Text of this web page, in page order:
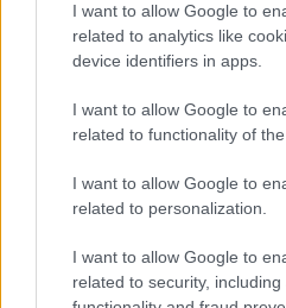
I want to allow Google to
related to analytics like
device identifiers in apps.
I want to allow Google to
related to functionality of
I want to allow Google to
related to personalization.
I want to allow Google to
related to security,
Μέσα από το πρόγραμμα
αποδεικνύουμε ότι η
υποστήριξη αποτελεί
της ολιστικής
καινοτομεί με
μηδενική επιβάρυνση
φορολογούμενο.